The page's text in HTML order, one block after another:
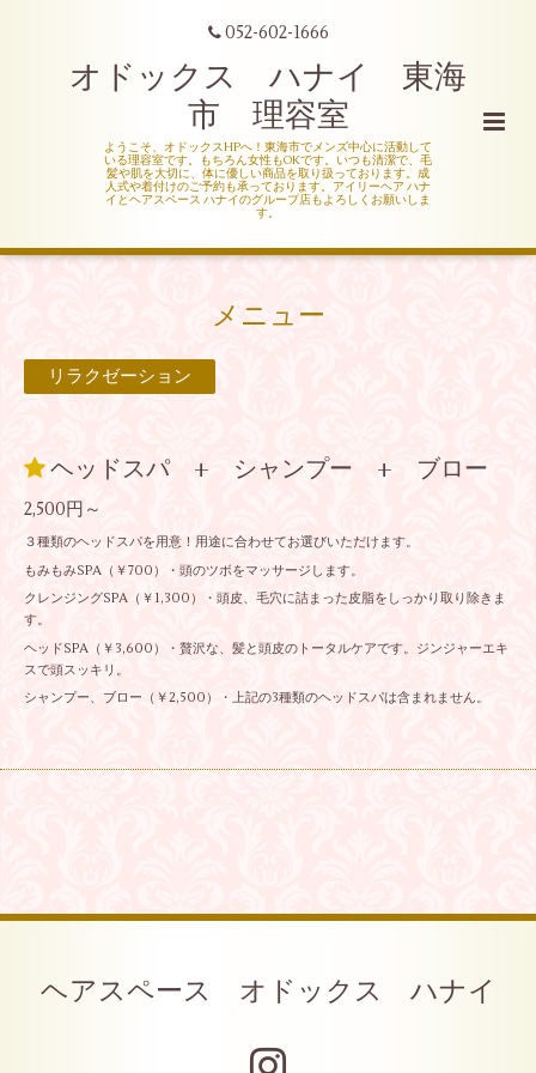
052-602-1666
オドックス ハナイ 東海
市 理容室
ようこそ、オドックスHPへ！東海市でメンズ中心に活動して
いる理容室です。もちろん女性もOKです。いつも清潔で、毛
髪や肌を大切に、体に優しい商品を取り扱っております。成
人式や着付けのご予約も承っております。アイリーヘア ハナ
イとヘアスペース ハナイのグループ店もよろしくお願いしま
す。
メニュー
リラクゼーション
ヘッドスパ + シャンプー + ブロー
2,500円～
３種類のヘッドスパを用意！用途に合わせてお選びいただけます。
もみもみSPA（￥700）・頭のツボをマッサージします。
クレンジングSPA（￥1,300）・頭皮、毛穴に詰まった皮脂をしっかり取り除きま
す。
ヘッドSPA（￥3,600）・贅沢な、髪と頭皮のトータルケアです。ジンジャーエキ
スで頭スッキリ。
シャンプー、ブロー（￥2,500）・上記の3種類のヘッドスパは含まれません。
ヘアスペース オドックス ハナイ